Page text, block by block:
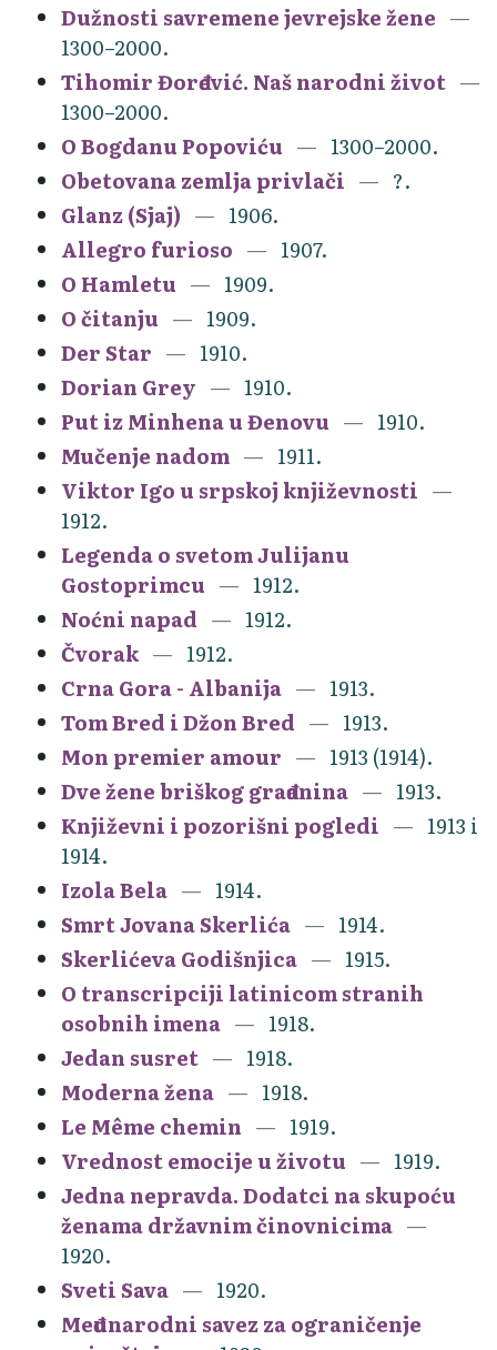
Dužnosti savremene jevrejske žene
1300–2000.
Tihomir Đorđević. Naš narodni život
1300–2000.
O Bogdanu Popoviću
1300–2000.
Obetovana zemlja privlači
?.
Glanz (Sjaj)
1906.
Allegro furioso
1907.
O Hamletu
1909.
O čitanju
1909.
Der Star
1910.
Dorian Grey
1910.
Put iz Minhena u Đenovu
1910.
Mučenje nadom
1911.
Viktor Igo u srpskoj književnosti
1912.
Legenda o svetom Julijanu
Gostoprimcu
1912.
Noćni napad
1912.
Čvorak
1912.
Crna Gora - Albanija
1913.
Tom Bred i Džon Bred
1913.
Mon premier amour
1913 (1914).
Dve žene briškog građanina
1913.
Književni i pozorišni pogledi
1913 i
1914.
Izola Bela
1914.
Smrt Jovana Skerlića
1914.
Skerlićeva Godišnjica
1915.
O transcripciji latinicom stranih
osobnih imena
1918.
Jedan susret
1918.
Moderna žena
1918.
Le Même chemin
1919.
Vrednost emocije u životu
1919.
Jedna nepravda. Dodatci na skupoću
ženama državnim činovnicima
1920.
Sveti Sava
1920.
Međunarodni savez za ograničenje